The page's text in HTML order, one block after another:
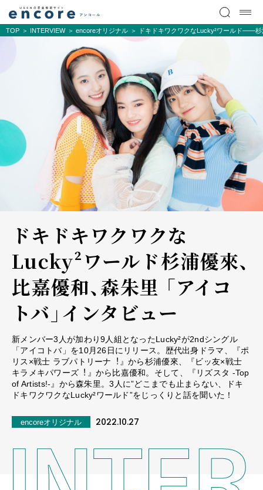
TOP INTERVIEW encoreオリジナル ドキドキワクワクなLucky²ワールド――
ドキドキワクワクな
Lucky²ワールド――杉浦優來、
比嘉優和、森朱里 「アイコ
トバ」インタビュー
新メンバー3人が加わり9人組となったLucky²が2ndシングル
「アイコトバ」を10月26日にリリース。歴代出身ドラマ、『ポ
リス×戦士 ラブパトリーナ︕』から杉浦優來、『ビッ友×戦士
キラメキパワーズ︕』から比嘉優和。そして、『リズスタ -Top
of Artists!-』から森朱里。3人に”どこまでも止まらない、ドキ
ドキワクワクなLucky²ワールド”をじっくりと話を聞いた！
encoreオリジナル 2022.10.27